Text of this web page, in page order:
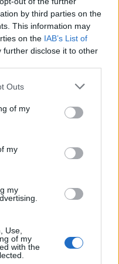
by third parties on the
This information may
on the IAB’s List of
further disclose it to other
Outs
of my
my
my
Use,
of my
with the
ευρώ για έργα οδικής
- "Ενισχύσαμε
ανάρτηση για τη
επίθεση
μνήμη δεν σβήνει